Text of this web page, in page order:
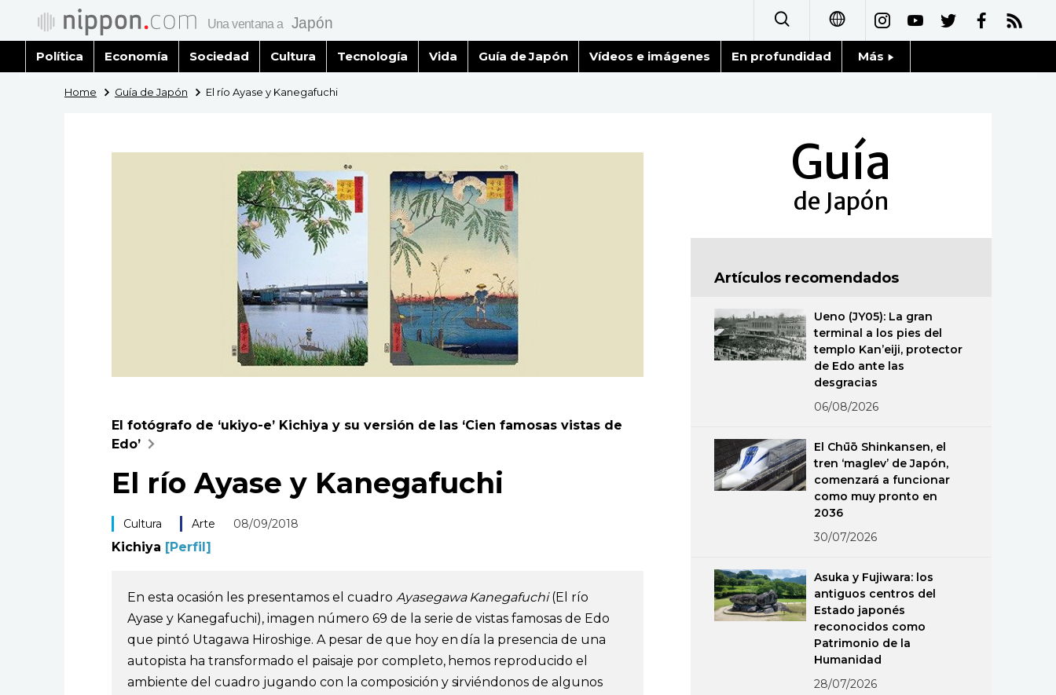
日本語
简体字
繁體字
Français
Política Economía Sociedad Cultura Tecnología Vida Guía de Japón Vídeos e imágenes En profundidad Más
Fragmentos de Japón
Gente
Avisos
Home Guía de Japón El río Ayase y Kanegafuchi
El fotógrafo de ‘ukiyo-e’ Kichiya y su versión de las ‘Cien famosas vistas de
Edo’
El río Ayase y Kanegafuchi
Cultura Arte 08/09/2018
Kichiya [Perfil]
En esta ocasión les presentamos el cuadro Ayasegawa Kanegafuchi(El río
Ayase y Kanegafuchi), imagen número 69 de la serie de vistas famosas de Edo
que pintó Utagawa Hiroshige. A pesar de que hoy en día la presencia de una
autopista ha transformado el paisaje por completo, hemos reproducido el
ambiente del cuadro jugando con la composición y sirviéndonos de algunos
Guía
de Japón
Artículos recomendados
Ueno (JY05): La gran
terminal a los pies del
templo Kan’eiji, protector
de Edo ante las
desgracias
06/08/2026
El Chūō Shinkansen, el
tren ‘maglev’ de Japón,
comenzará a funcionar
como muy pronto en
2036
30/07/2026
Asuka y Fujiwara: los
antiguos centros del
Estado japonés
reconocidos como
Patrimonio de la
Humanidad
28/07/2026